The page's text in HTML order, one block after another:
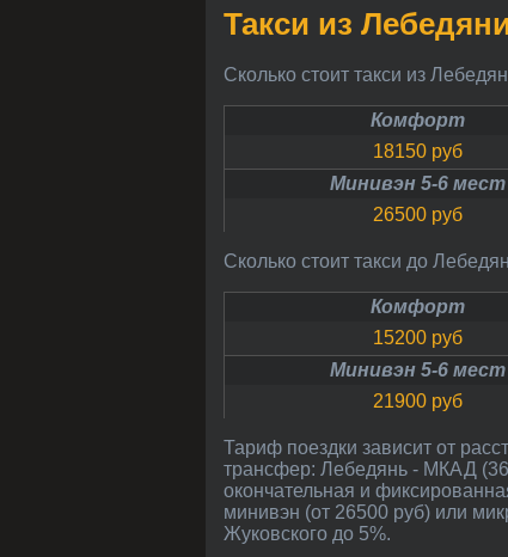
Такси из
Сколько стоит такси из
Комфорт
18150 руб
Минивэн 5-6 мест
26500 руб
Сколько стоит такси до
Комфорт
15200 руб
Минивэн 5-6 мест
21900 руб
Тариф поездки зависит от расстояния Лебедянь - Жуковский (около 399 км) и зависит от адреса подачи в Лебедянь. Примерный
трансфер: Лебедянь - МКАД
окончательная и
минивэн (от 26500 руб) или
Жуковского до 5%.